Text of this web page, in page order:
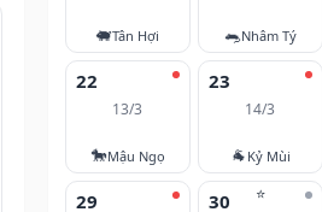
🐖Tân Hợi 🐀Nhâm Tý
22
13/3
🐎Mậu Ngọ
23
14/3
🐐 Kỷ Mùi
29 ⭐
30